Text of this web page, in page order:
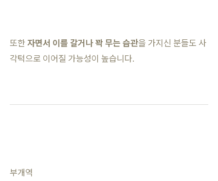
또한자면서 이를 갈거나 꽉 무는 습관을 가지신 분들도 사
각턱으로 이어질 가능성이 높습니다.
부개역